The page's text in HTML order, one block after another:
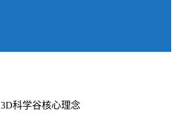
3D科学谷核心理念